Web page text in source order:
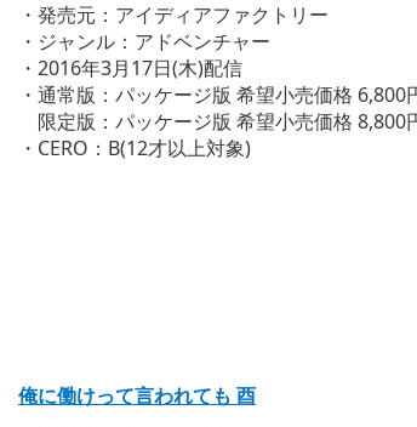
・発売元：アイディアファクトリー
・ジャンル：アドベンチャー
・2016年3月17日(木)配信
・通常版：パッケージ版 希望小売価格
限定版：パッケージ版 希望小売価格 8,800
・CERO：B(12才以上対象)
俺に働けって言われても 酉